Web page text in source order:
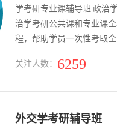
学考研专业课辅导班|政治
治学考研公共课和专业课
程，帮助学员一次性考取
关注人数： 6259
外交学考研辅导班